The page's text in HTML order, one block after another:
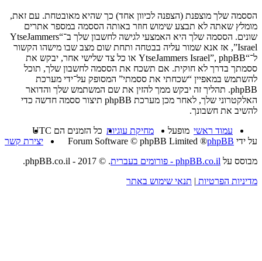
הססמה שלך מוצפנת (הצפנה לכיוון אחד) כך שהיא מאובטחת. עם זאת,
מומלץ שאתה לא תבצע שימוש חוזר באותה הססמה במספר אתרים
שונים. הססמה שלך היא האמצעי לגישה לחשבון שלך ב־“YtseJammers
Israel”, אז אנא שמור עליה בבטחה ותחת שום מצב שבו מישהו הקשור
ל־“YtseJammers Israel”, phpBB או כל צד שלישי אחר, יבקש את
ססמתך בדרך לא חוקית. אם תשכח את הססמה לחשבון שלך, תוכל
להשתמש במאפיין “שכחתי את ססמתי” המסופק על־ידי מערכת
phpBB. תהליך זה יבקש ממך להזין את שם המשתמש שלך והדואר
האלקטרוני שלך, לאחר מכן מערכת phpBB תיצור ססמה חדשה כדי
להשיב את חשבונך.
עמוד ראשי
כל הזמנים הם UTC
מחיקת עוגיות
יצירת קשר
מופעל
על ידי phpBB
® Forum Software © phpBB Limited
מבוסס על phpBB.co.il - פורומים בעברית
. © 2017 - phpBB.co.il.
מדיניות הפרטיות | תנאי שימוש באתר